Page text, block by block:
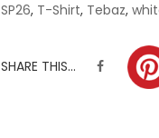
SP26, T-Shirt, Tebaz,
SHARE THIS...